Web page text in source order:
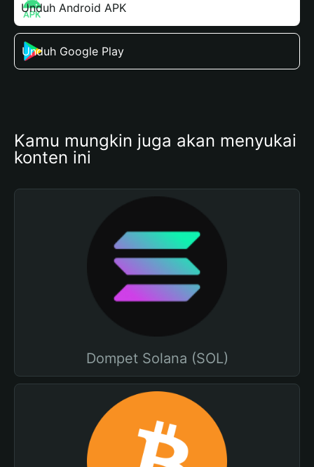
Unduh Android APK
Unduh Google Play
Kamu mungkin juga akan menyukai
konten ini
Dompet Solana (SOL)